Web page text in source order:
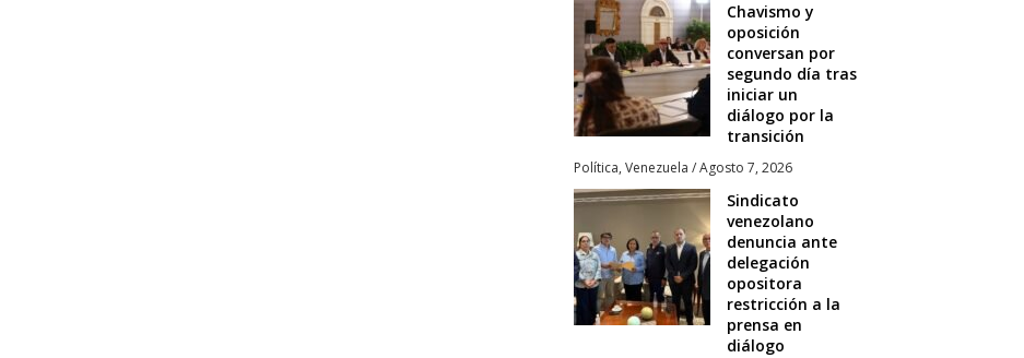
Chavismo y
oposición
conversan por
segundo día tras
iniciar un
diálogo por la
transición
Política, Venezuela /Agosto 7, 2026
Sindicato
venezolano
denuncia ante
delegación
opositora
restricción a la
prensa en
diálogo